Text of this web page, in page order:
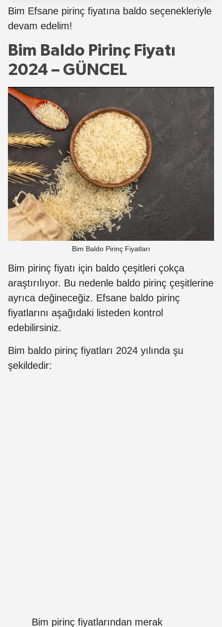
Bim Efsane pirinç fiyatına baldo seçenekleriyle
devam edelim!
Bim Baldo Pirinç Fiyatı
2024 – GÜNCEL
Bim Baldo Pirinç Fiyatları
Bim pirinç fiyatı için baldo çeşitleri çokça
araştırılıyor. Bu nedenle baldo pirinç çeşitlerine
ayrıca değineceğiz. Efsane baldo pirinç
fiyatlarını aşağıdaki listeden kontrol
edebilirsiniz.
Bim baldo pirinç fiyatları 2024 yılında şu
şekildedir:
Bim pirinç fiyatlarından merak